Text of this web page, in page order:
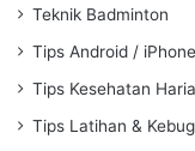
Teknik Badminton
Tips Android / iPhone
Tips Kesehatan
Tips Latihan &